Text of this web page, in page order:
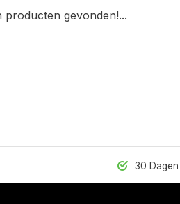
producten gevonden!...
30